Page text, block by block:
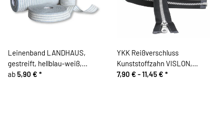
Leinenband LANDHAUS,
gestreift, hellblau-weiß,
Vaupel & Heilenbeck
ab5,90 € *
YKK Reißverschluss
Kunststoffzahn VISLON,
teilbar, schwarz-silber
7,90 € -11,45 € *